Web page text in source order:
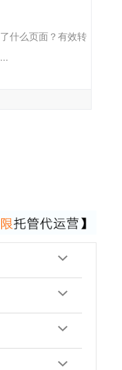
什么页面？有效转